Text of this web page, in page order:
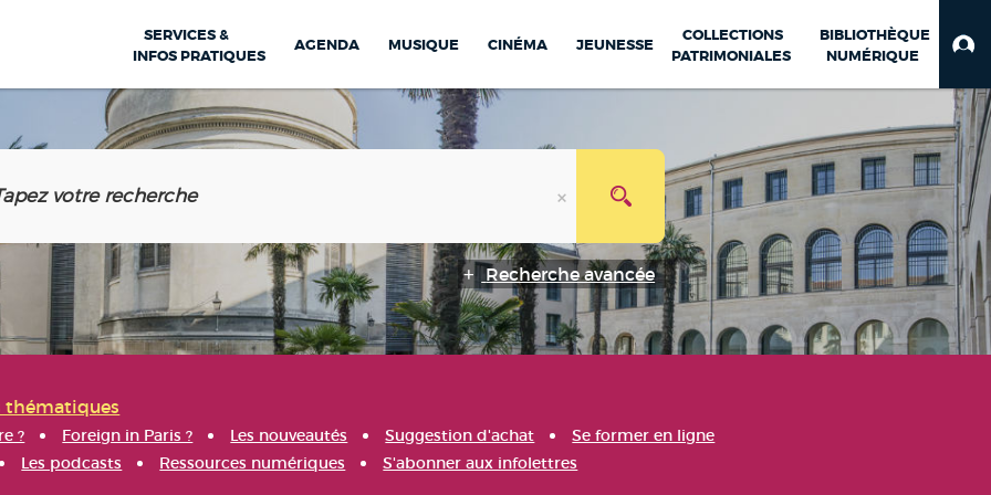
SERVICES &
INFOS PRATIQUES
AGENDA MUSIQUE CINÉMA JEUNESSE
COLLECTIONS
PATRIMONIALES
BIBLIOTHÈQUE
NUMÉRIQUE
Recherche avancée
thématiques
? Foreign in Paris ? Les nouveautés Suggestion d'achat
Se former en ligne
Les podcasts Ressources numériques S'abonner aux infolettres